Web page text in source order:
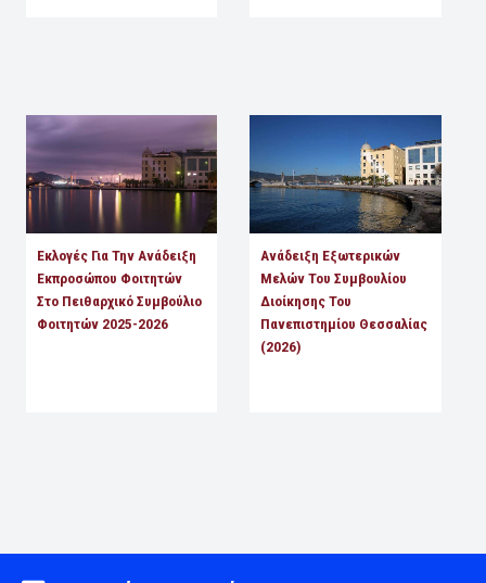
Εκλογές Για Την Ανάδειξη
Εκπροσώπου Φοιτητών
Στο Πειθαρχικό Συμβούλιο
Φοιτητών 2025-2026
Ανάδειξη Εξωτερικών
Μελών Του Συμβουλίου
Διοίκησης Του
Πανεπιστημίου Θεσσαλίας
(2026)